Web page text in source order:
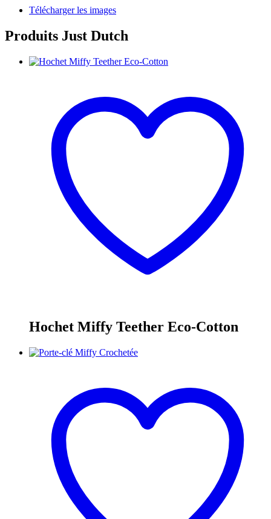
Télécharger les images
Produits Just Dutch
Hochet Miffy Teether Eco-Cotton